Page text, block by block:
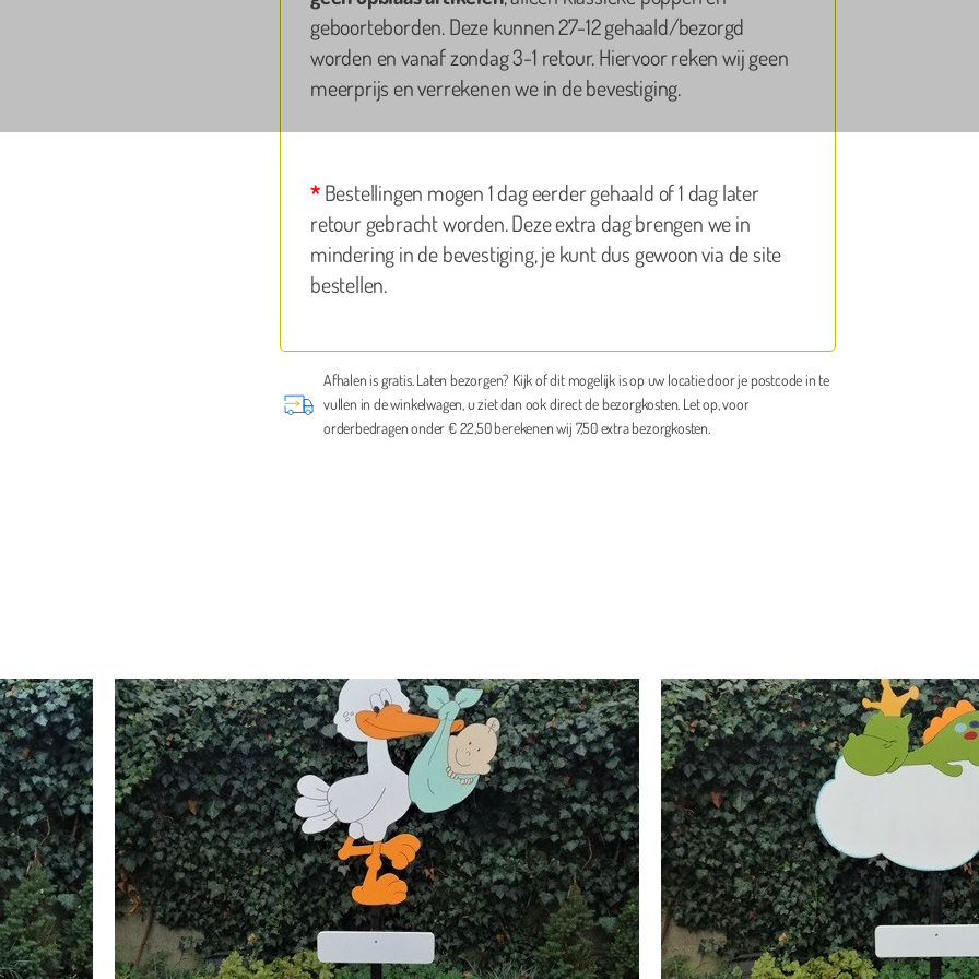
geboorteborden. Deze kunnen 27-12 gehaald/bezorgd
worden en vanaf zondag 3-1 retour. Hiervoor reken wij geen
meerprijs en verrekenen we in de bevestiging.
*Bestellingen mogen 1 dag eerder gehaald of 1 dag later
retour gebracht worden. Deze extra dag brengen we in
mindering in de bevestiging, je kunt dus gewoon via de site
bestellen.
Afhalen is gratis. Laten bezorgen? Kijk of dit mogelijk is op uw locatie door je postcode in te
vullen in de winkelwagen, u ziet dan ook direct de bezorgkosten. Let op, voor
orderbedragen onder € 22,50 berekenen wij 7,50 extra bezorgkosten.
op tijd brengen en ook op tijd weer ophalen
Koertshuis
geregeld voor pensioen van onze collega.
namens Therapiecentrum Twente!
Maartje Bruinsma
schoon uit. De medewerker is vriendelijk, goed bereikbaar en
flexibel. Wij konden last minute de pop nog naar een andere
datum verplaatsen ivm het slechte weer.
Floor van Grouw
Leuke zaak waarbij je niet alleen online de poppen kunt
bekijken. Mooi assortiment en vriendelijke hulp.
Goed bereikbaar via mail/whatsapp!